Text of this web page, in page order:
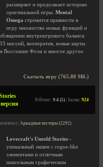
расширяет и продолжает историю
оригинальной игры. Mental
Omega стремится привнести в
игру множество новых функций и
внутриигрового баланса:
миссий, кооператив, новые карты
Фоэн и многое другое.
Скачать игру (765.80 Мб.)
Рейтинг: 9.4 (5) | Баллы: 924
| Аркадные шутеры (2292)
Lovecraft's Untold Stories -
уникальный экшен с rogue-like
элементами и отличным
пиксельным графическим